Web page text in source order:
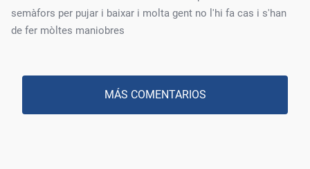
semàfors per pujar i baixar i molta gent no l'hi fa cas i s'han
de fer mòltes maniobres
MÁS COMENTARIOS